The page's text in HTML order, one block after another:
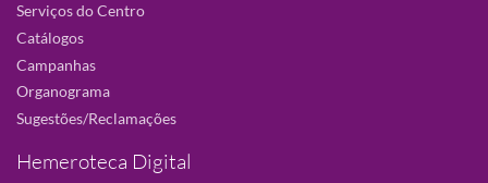
Serviços do Centro
Catálogos
Campanhas
Organograma
Sugestões/Reclamações
Hemeroteca Digital